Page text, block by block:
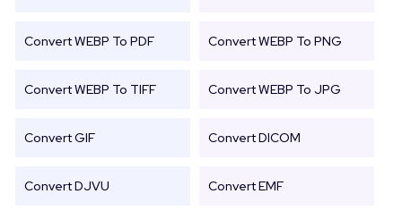
Convert WEBP To PDF Convert WEBP To PNG
Convert WEBP To TIFF Convert WEBP To JPG
Convert GIF Convert DICOM
Convert DJVU Convert EMF